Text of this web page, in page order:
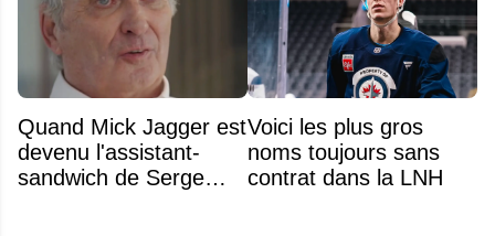
Quand Mick Jagger est
devenu l'assistant-
sandwich de Serge
Voici les plus gros
noms toujours sans
contrat dans la LNH